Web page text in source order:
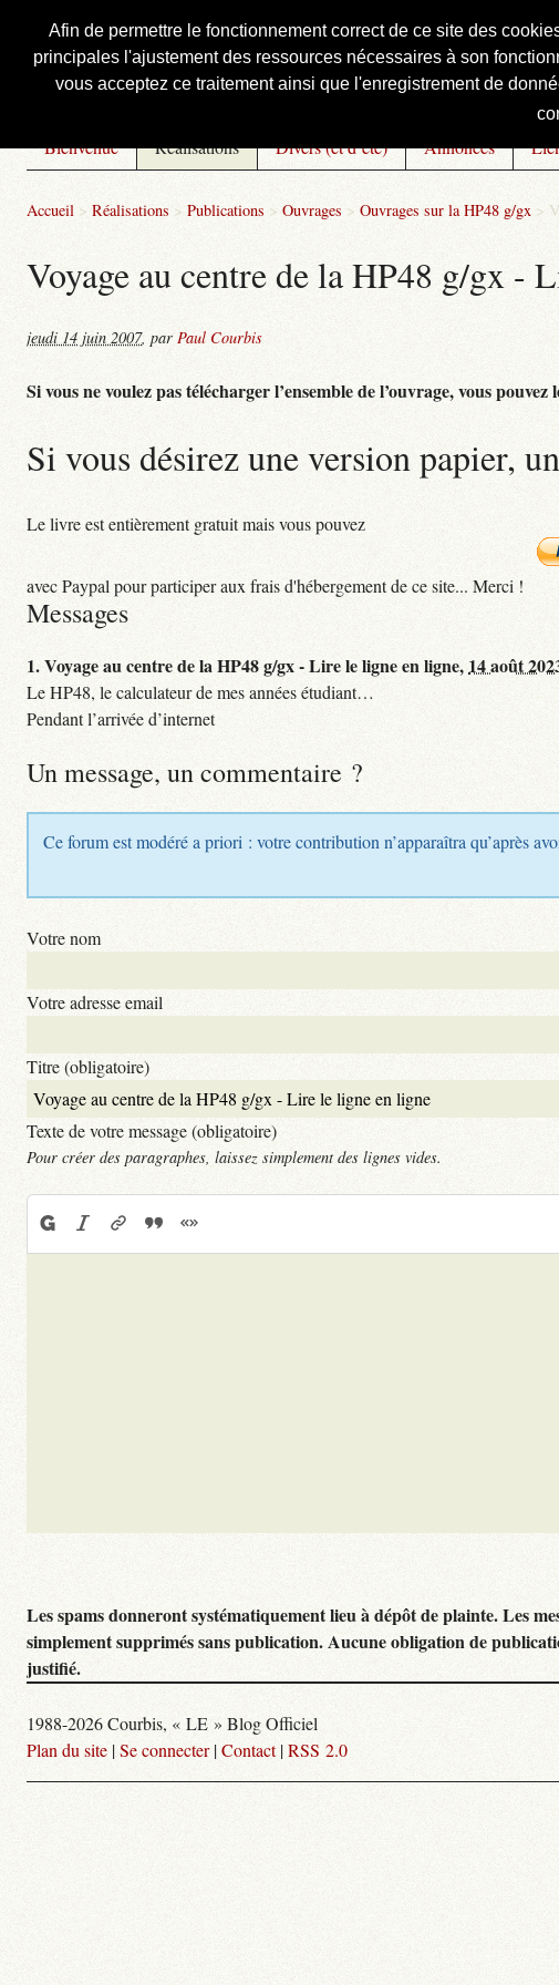
Afin de permettre le fonctionnement correct de ce site des
principales l'ajustement des ressources nécessaires à son
vous acceptez ce traitement ainsi que l'enregistrement de
Courbis, « LE » Blog Officiel
Bienvenue Réalisations Divers (et d’été) Annonces
Accueil > Réalisations > Publications > Ouvrages > Ouvrages sur la HP48 g/gx >
Voyage au centre de la HP48 g/gx -
jeudi 14 juin 2007, par Paul Courbis
Si vous ne voulez pas télécharger l’ensemble de l’ouvrage, vous
Si vous désirez une version papier,
Le livre est entièrement gratuit mais vous pouvez
avec Paypal pour participer aux frais d'hébergement de ce site... Merci !
Messages
1.Voyage au centre de la HP48 g/gx - Lire le ligne en ligne, 14 août
Le HP48, le calculateur de mes années étudiant…
Pendant l’arrivée d’internet
Un message, un commentaire ?
Ce forum est modéré a priori : votre contribution n’apparaîtra qu’après
Votre nom
Votre adresse email
Titre (obligatoire)
Texte de votre message (obligatoire)
Pour créer des paragraphes, laissez simplement des lignes vides.
Les spams donneront systématiquement lieu à dépôt de plainte. Les
simplement supprimés sans publication. Aucune obligation de
justifié.
1988-2026 Courbis, « LE » Blog Officiel
Plan du site |Se connecter|Contact|RSS 2.0